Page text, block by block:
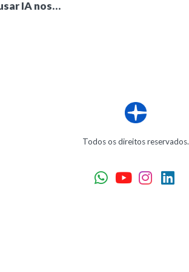
IA nos…
Todos os direitos reservados.